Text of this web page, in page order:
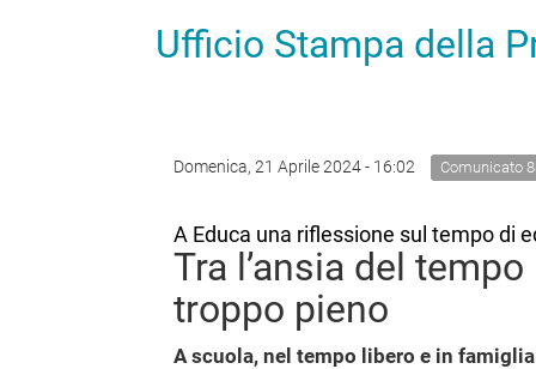
Ufficio Stampa della
Domenica, 21 Aprile 2024 - 16:02 Comunicato
A Educa una riflessione sul tempo di
Tra l’ansia del
troppo pieno
A scuola, nel tempo libero e in